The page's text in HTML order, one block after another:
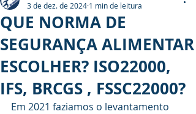
QUE NORMA DE
SEGURANÇA ALIMENTAR
ESCOLHER? ISO22000,
IFS, BRCGS , FSSC22000?
3 de dez. de 2024 1 min de leitura
Em 2021 faziamos o levantamento